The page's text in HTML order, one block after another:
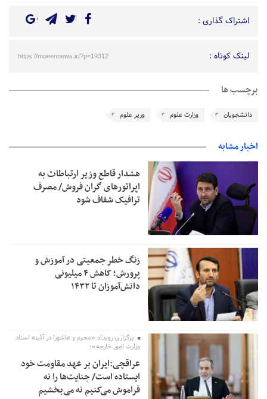
اشتراک گذاری :
لینک کوتاه : https://moeennews.ir/?p=19312
برچسب ها
دانشجویان وزارت علوم وزیر علوم
اخبار مشابه
هشدار قاطع وزیر ارتباطات به
اپراتورهای گران فروش/ مصرف
ترافیک شفاف شود
زنگ خطر جمعیتی در آموزش و
پرورش؛ کاهش ۴ میلیونی
دانش‌آموزان تا ۱۴۳۲
برگزاری رویداد «محرم و عاشورا در آئینه اسناد
وزارت امور خارجه»؛
عراقچی:ایران بر عهد مقاومت خود
ایستاده است/ جنایت‌ها را نه
فراموش می‌کنیم نه می‌بخشیم